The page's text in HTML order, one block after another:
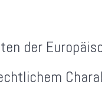
der